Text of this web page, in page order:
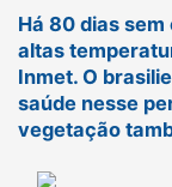
Há 80 dias
altas
Inmet. O
saúde nesse
vegetação